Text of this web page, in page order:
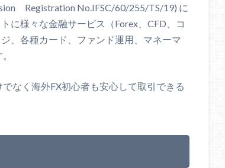
Registration No.IFSC/60/255/TS/19) に
に様々な金融サービス（Forex、CFD、コ
、各種カード、ファンド運用、マネーマ
なく海外FX初心者も安心して取引できる